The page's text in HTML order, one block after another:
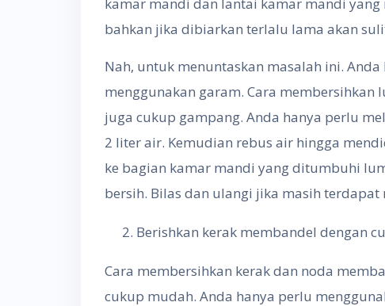
bahkan jika dibiarkan terlalu lama akan
Nah, untuk menuntaskan masalah ini.
menggunakan garam. Cara
juga cukup gampang. Anda hanya perlu
2 liter air. Kemudian rebus air hingga
ke bagian kamar mandi yang ditumbuhi
bersih. Bilas dan ulangi jika masih
Berishkan kerak membandel dengan
Cara membersihkan kerak dan noda
cukup mudah. Anda hanya perlu